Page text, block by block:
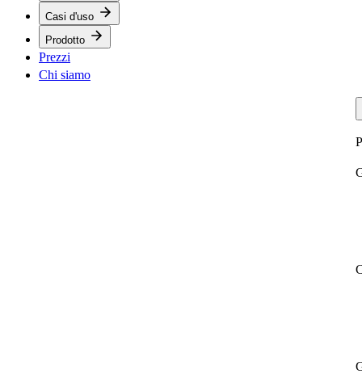
Casi d'uso
Prodotto
Prezzi
Chi siamo